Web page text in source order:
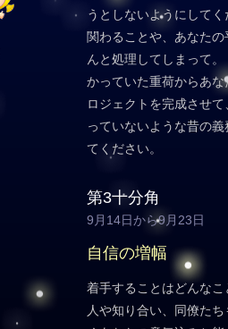
うとしないようにして
関わることや、あなた
んと処理してしまって
かっていた重荷からあ
ロジェクトを完成させ
っていないような昔の
てください。
第3十分角
9月14日から9月23日
自信の増幅
着手することはどんな
人や知り合い、同僚た